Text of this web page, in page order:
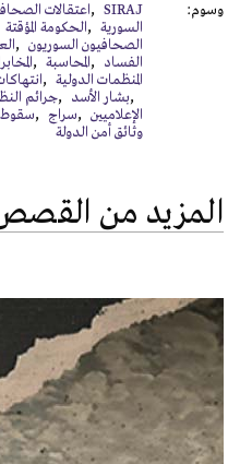
وسوم: SIRAJ اعتقالات
السورية
الحكومة المؤقتة
الصحافيون السوريون
الفساد
المحاسبة
المنظمات الدولية
بشار الأسد
جرائم
الإعلاميين
سراج سقوط
وثائق أمن الدولة
المزيد من